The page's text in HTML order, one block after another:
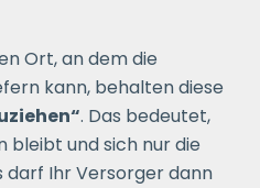
Ort, an dem die
kann, behalten diese
. Das bedeutet,
bleibt und sich nur die
darf Ihr Versorger dann